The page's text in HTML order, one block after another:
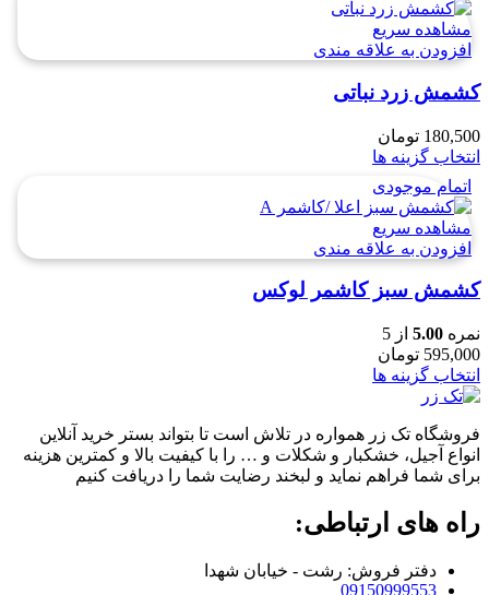
مشاهده سریع
افزودن به علاقه مندی
کشمش زرد نباتی
180,500 تومان
انتخاب گزینه ها
اتمام موجودی
مشاهده سریع
افزودن به علاقه مندی
کشمش سبز کاشمر لوکس
نمره 5.00 از 5
595,000 تومان
انتخاب گزینه ها
فروشگاه تک زر همواره در تلاش است تا بتواند بستر خرید آنلاین
انواع آجیل، خشکبار و شکلات و … را با کیفیت بالا و کمترین هزینه
برای شما فراهم نماید و لبخند رضایت شما را دریافت کنیم
راه های ارتباطی:
دفتر فروش: رشت - خیابان شهدا
09150999553